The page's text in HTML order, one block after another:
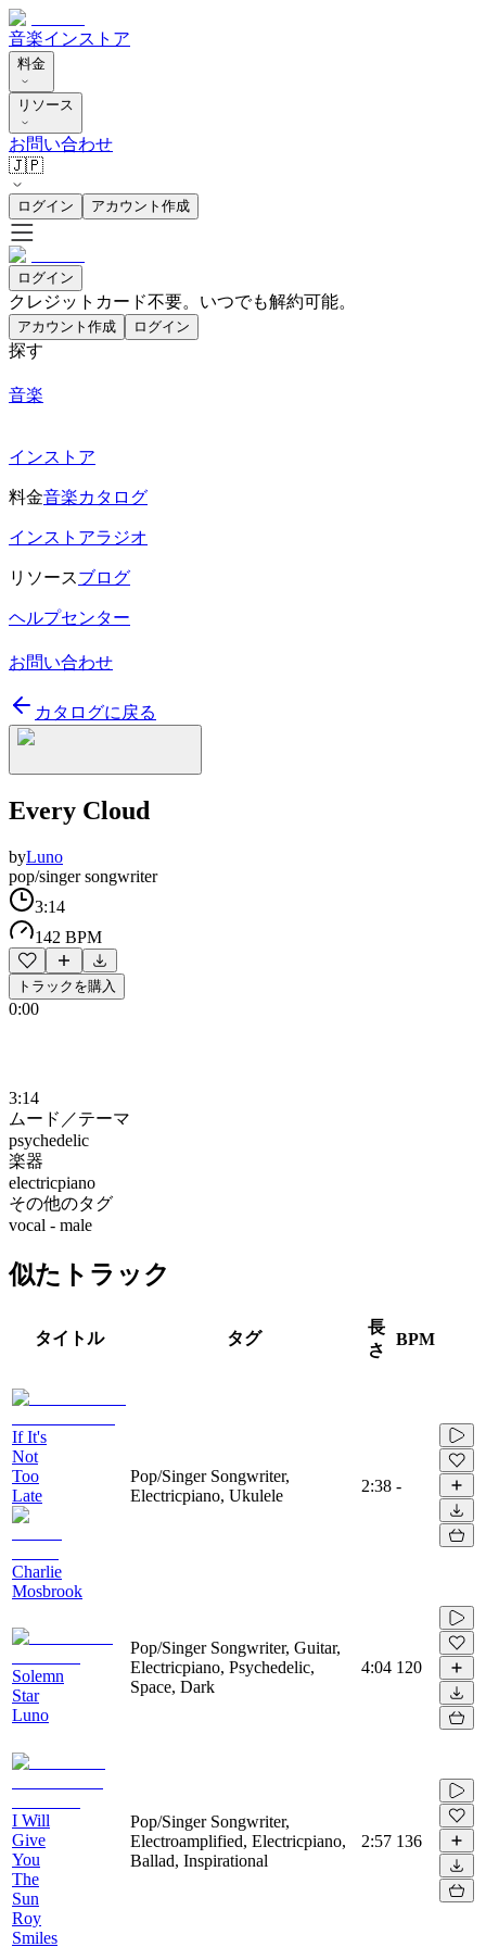
音楽インストア
料金
リソース
お問い合わせ
🇯🇵
ログイン アカウント作成
ログイン
クレジットカード不要。いつでも解約可能。
アカウント作成 ログイン
探す
音楽
インストア
料金音楽カタログ
インストアラジオ
リソースブログ
ヘルプセンター
お問い合わせ
カタログに戻る
Every Cloud
byLuno
pop/singer songwriter
3:14
142 BPM
トラックを購入
0:00
3:14
ムード／テーマ
psychedelic
楽器
electricpiano
その他のタグ
vocal - male
似たトラック
タイトル タグ
長
さ
BPM
If It's
Not
Too
Late
Charlie
Mosbrook
Pop/Singer Songwriter,
Electricpiano, Ukulele
2:38 -
Solemn
Star
Luno
Pop/Singer Songwriter, Guitar,
Electricpiano, Psychedelic,
Space, Dark
4:04 120
I Will
Give
You
The
Sun
Roy
Smiles
Pop/Singer Songwriter,
Electroamplified, Electricpiano,
Ballad, Inspirational
2:57 136